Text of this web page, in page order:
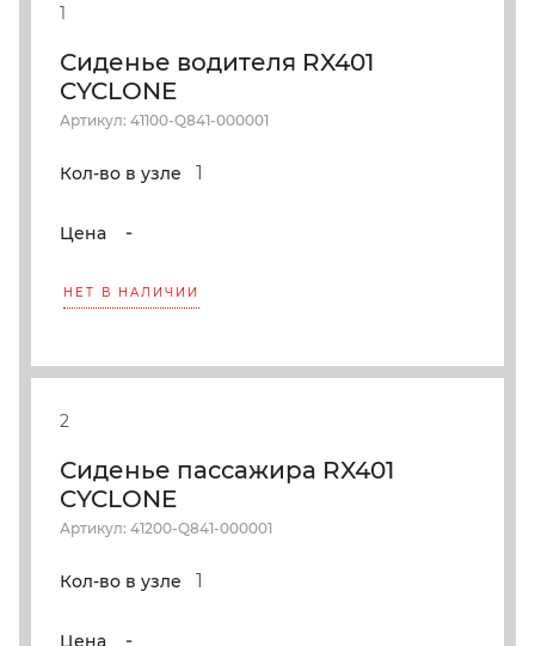
1
Сиденье водителя RX401
CYCLONE
Артикул: 41100-Q841-000001
Кол-во в узле 1
Цена -
НЕТ В НАЛИЧИИ
2
Сиденье пассажира RX401
CYCLONE
Артикул: 41200-Q841-000001
Кол-во в узле 1
Цена -